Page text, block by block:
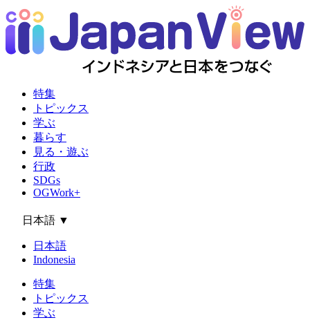
特集
トピックス
学ぶ
暮らす
見る・遊ぶ
行政
SDGs
OGWork+
日本語 ▼
日本語
Indonesia
特集
トピックス
学ぶ